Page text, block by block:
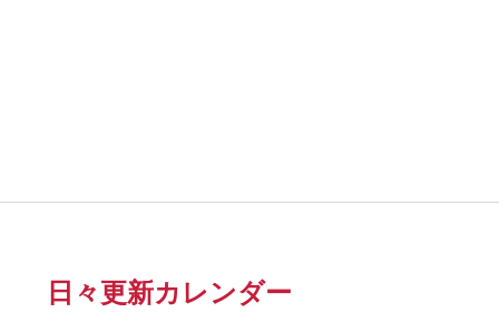
日々更新カレンダー